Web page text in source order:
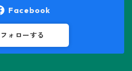
Facebook
フォローする